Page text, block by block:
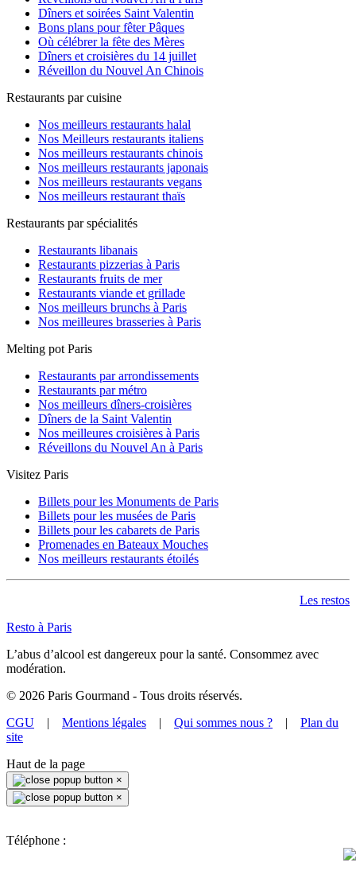
Dîners et soirées Saint Valentin
Bons plans pour fêter Pâques
Où célébrer la fête des Mères
Dîners et croisières du 14 juillet
Réveillon du Nouvel An Chinois
Restaurants par cuisine
Nos meilleurs restaurants halal
Nos Meilleurs restaurants italiens
Nos meilleurs restaurants chinois
Nos meilleurs restaurants japonais
Nos meilleurs restaurants vegans
Nos meilleurs restaurant thaïs
Restaurants par spécialités
Restaurants libanais
Restaurants pizzerias à Paris
Restaurants fruits de mer
Restaurants viande et grillade
Nos meilleurs brunchs à Paris
Nos meilleures brasseries à Paris
Melting pot Paris
Restaurants par arrondissements
Restaurants par métro
Nos meilleurs dîners-croisières
Dîners de la Saint Valentin
Nos meilleures croisières à Paris
Réveillons du Nouvel An à Paris
Visitez Paris
Billets pour les Monuments de Paris
Billets pour les musées de Paris
Billets pour les cabarets de Paris
Promenades en Bateaux Mouches
Nos meilleurs restaurants étoilés
Les restos
Resto à Paris
L’abus d’alcool est dangereux pour la santé. Consommez avec
modération.
© 2026 Paris Gourmand - Tous droits réservés.
CGU | Mentions légales | Qui sommes nous ? | Plan du
site
Haut de la page
×
×
Téléphone :